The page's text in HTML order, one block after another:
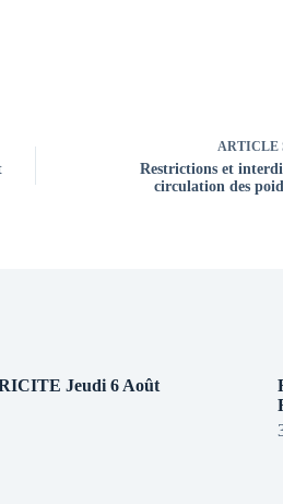
ARTICLE
Restrictions et
circulation des
Jeudi 6 Août